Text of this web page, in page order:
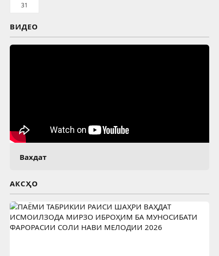
31
ВИДЕО
Вахдат
АКСҲО